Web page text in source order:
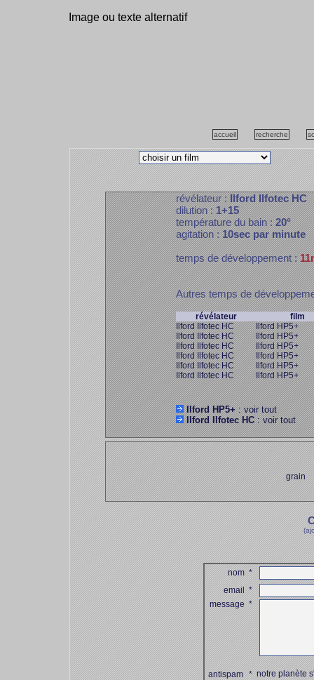
Image ou texte alternatif
accueil recherche
révélateur :Ilford Ilfotec HC
dilution :1+15
température du bain :20°
agitation :10sec par minute
temps de développement :
Autres temps de
révélateur
film
Ilford Ilfotec HC
Ilford HP5+
Ilford Ilfotec HC
Ilford HP5+
Ilford Ilfotec HC
Ilford HP5+
Ilford Ilfotec HC
Ilford HP5+
Ilford Ilfotec HC
Ilford HP5+
Ilford Ilfotec HC
Ilford HP5+
Ilford HP5+: voir tout
Ilford Ilfotec HC: voir tout
grain
nom*
email*
message*
antispam *notre planète